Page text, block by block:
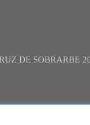
DE SOBRARBE